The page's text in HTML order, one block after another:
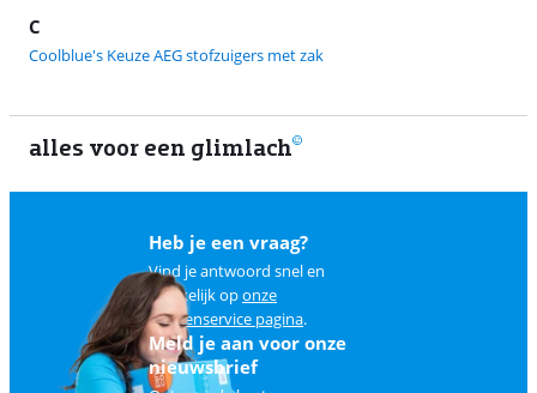
C
Coolblue's Keuze AEG stofzuigers met zak
alles voor een glimlach
Heb je een vraag?
Vind je antwoord snel en
makkelijk oponze
klantenservice pagina.
Meld je aan voor onze
nieuwsbrief